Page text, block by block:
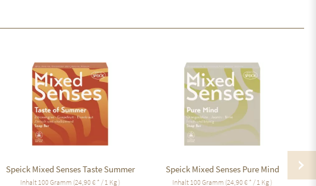
Speick Mixed Senses Taste Summer
Inhalt 100 Gramm (24,90 € * / 1 Kg )
Speick Mixed Senses Pure Mind
Inhalt 100 Gramm (24,90 € * / 1 Kg )